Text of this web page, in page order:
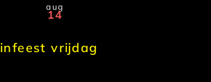
aug
14
vrijdag